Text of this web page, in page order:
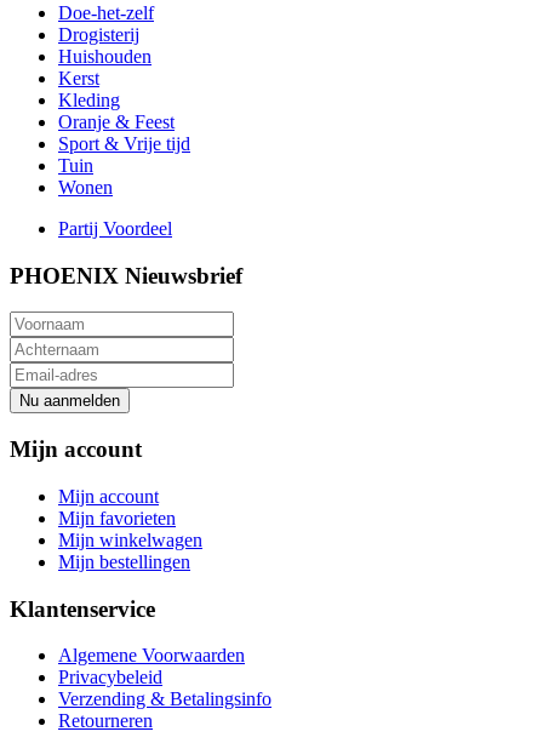
Doe-het-zelf
Drogisterij
Huishouden
Kerst
Kleding
Oranje & Feest
Sport & Vrije tijd
Tuin
Wonen
Partij Voordeel
PHOENIX Nieuwsbrief
Nu aanmelden
Mijn account
Mijn account
Mijn favorieten
Mijn winkelwagen
Mijn bestellingen
Klantenservice
Algemene Voorwaarden
Privacybeleid
Verzending & Betalingsinfo
Retourneren